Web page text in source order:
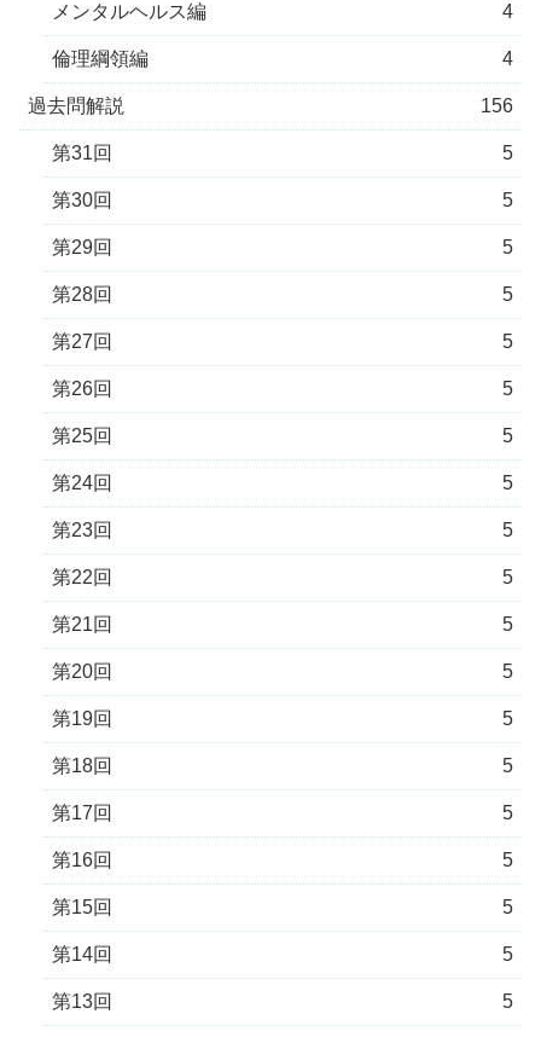
メンタルヘルス編 4
倫理綱領編 4
過去問解説 156
第31回 5
第30回 5
第29回 5
第28回 5
第27回 5
第26回 5
第25回 5
第24回 5
第23回 5
第22回 5
第21回 5
第20回 5
第19回 5
第18回 5
第17回 5
第16回 5
第15回 5
第14回 5
第13回 5